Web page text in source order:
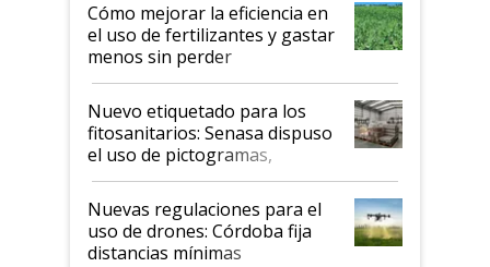
Cómo mejorar la eficiencia en
el uso de fertilizantes y gastar
menos sin perder
productividad en la campaña
fina
Nuevo etiquetado para los
fitosanitarios: Senasa dispuso
el uso de pictogramas,
palabras de advertencia e
indicaciones
Nuevas regulaciones para el
uso de drones: Córdoba fija
distancias mínimas